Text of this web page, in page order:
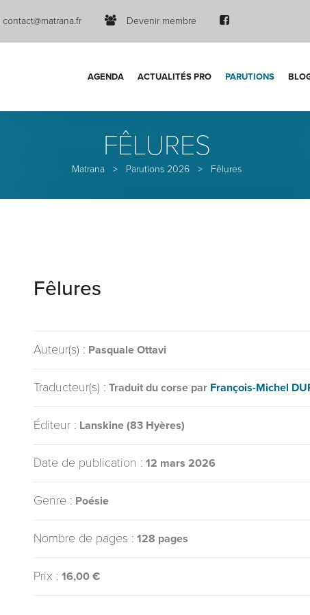
contact@matrana.fr Devenir membre
AGENDA ACTUALITÉS PRO PARUTIONS
FÊLURES
Matrana > Parutions 2026 > Fêlures
Fêlures
Auteur(s) : Pasquale Ottavi
Traducteur(s) : Traduit du corse par François-Michel
Éditeur : Lanskine (83 Hyères)
Date de publication : 12 mars 2026
Genre : Poésie
Nombre de pages : 128 pages
Prix : 16,00 €